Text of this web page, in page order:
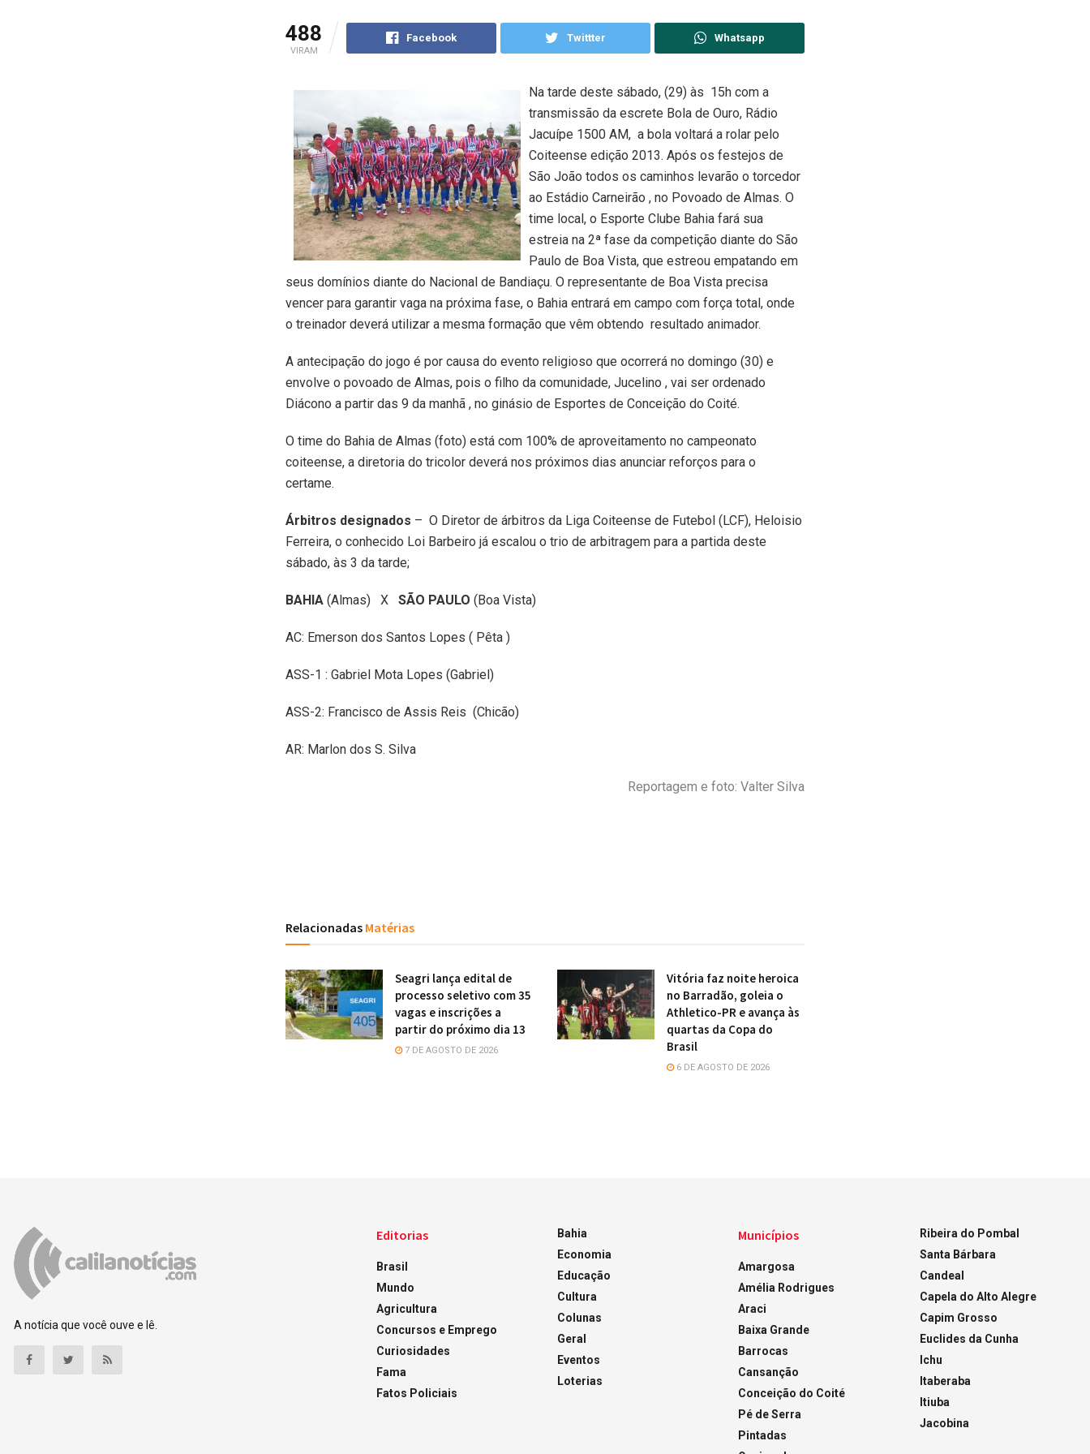
488
VIRAM
Facebook Twittter Whatsapp
Na tarde deste sábado, (29) às 15h com a
transmissão da escrete Bola de Ouro, Rádio
Jacuípe 1500 AM, a bola voltará a rolar pelo
Coiteense edição 2013. Após os festejos de
São João todos os caminhos levarão o torcedor
ao Estádio Carneirão , no Povoado de Almas. O
time local, o Esporte Clube Bahia fará sua
estreia na 2ª fase da competição diante do São
Paulo de Boa Vista, que estreou empatando em
seus domínios diante do Nacional de Bandiaçu. O representante de Boa Vista precisa
vencer para garantir vaga na próxima fase, o Bahia entrará em campo com força total, onde
o treinador deverá utilizar a mesma formação que vêm obtendo resultado animador.
A antecipação do jogo é por causa do evento religioso que ocorrerá no domingo (30) e
envolve o povoado de Almas, pois o filho da comunidade, Jucelino , vai ser ordenado
Diácono a partir das 9 da manhã , no ginásio de Esportes de Conceição do Coité.
O time do Bahia de Almas (foto) está com 100% de aproveitamento no campeonato
coiteense, a diretoria do tricolor deverá nos próximos dias anunciar reforços para o
certame.
Árbitros designados – O Diretor de árbitros da Liga Coiteense de Futebol (LCF), Heloisio
Ferreira, o conhecido Loi Barbeiro já escalou o trio de arbitragem para a partida deste
sábado, às 3 da tarde;
BAHIA (Almas) X SÃO PAULO (Boa Vista)
AC: Emerson dos Santos Lopes ( Pêta )
ASS-1 : Gabriel Mota Lopes (Gabriel)
ASS-2: Francisco de Assis Reis (Chicão)
AR: Marlon dos S. Silva
Reportagem e foto: Valter Silva
Relacionadas Matérias
Seagri lança edital de
processo seletivo com 35
vagas e inscrições a
partir do próximo dia 13
7 DE AGOSTO DE 2026
Vitória faz noite heroica
no Barradão, goleia o
Athletico-PR e avança às
quartas da Copa do
Brasil
6 DE AGOSTO DE 2026
A notícia que você ouve e lê.
Editorias
Brasil
Mundo
Agricultura
Concursos e Emprego
Curiosidades
Fama
Fatos Policiais
Bahia
Economia
Educação
Cultura
Colunas
Geral
Eventos
Loterias
Municípios
Amargosa
Amélia Rodrigues
Araci
Baixa Grande
Barrocas
Cansanção
Conceição do Coité
Pé de Serra
Pintadas
Ribeira do Pombal
Santa Bárbara
Candeal
Capela do Alto Alegre
Capim Grosso
Euclides da Cunha
Ichu
Itaberaba
Itiuba
Jacobina